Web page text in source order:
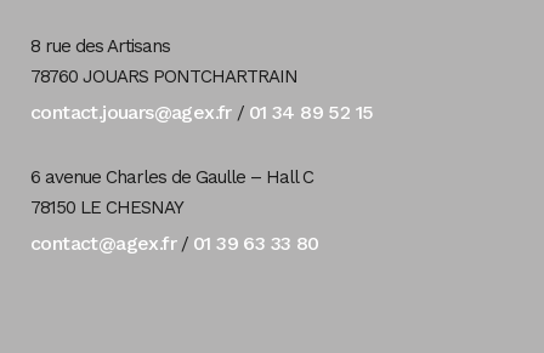
8 rue des Artisans
78760 JOUARS PONTCHARTRAIN
contact.jouars@agex.fr/ 01 34 89 52 15
6 avenue Charles de Gaulle – Hall C
78150 LE CHESNAY
contact@agex.fr/ 01 39 63 33 80